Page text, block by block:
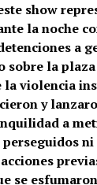
show
la noche
a
sobre la
la violencia
y
a
se